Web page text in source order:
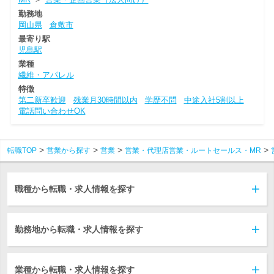
勤務地
岡山県
倉敷市
最寄り駅
児島駅
業種
繊維・アパレル
特徴
第二新卒歓迎
残業月30時間以内 学歴不問
中途入社5割以上
電話問い合わせOK
転職TOP 営業から探す 営業 営業・代理店営業・ルートセールス・MR
職種から転職・求人情報を探す
勤務地から転職・求人情報を探す
業種から転職・求人情報を探す